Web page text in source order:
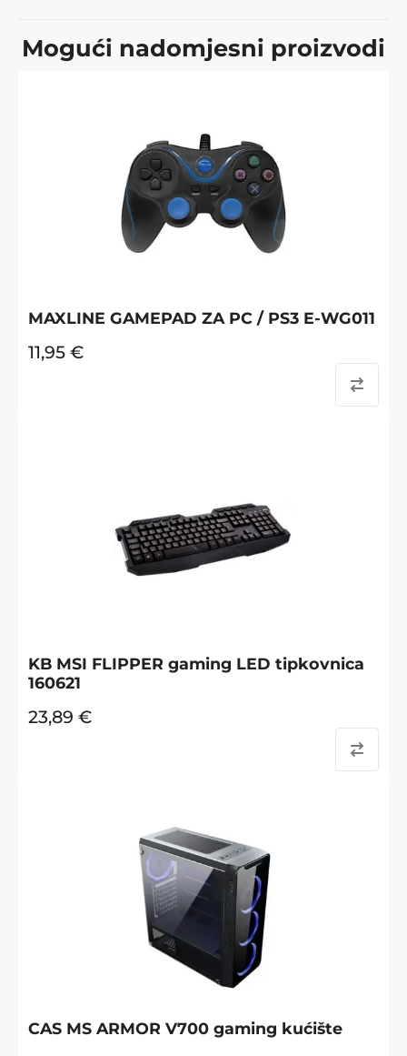
Mogući nadomjesni proizvodi
MAXLINE GAMEPAD ZA PC / PS3 E-WG011
11,95 €
KB MSI FLIPPER gaming LED tipkovnica
160621
23,89 €
CAS MS ARMOR V700 gaming kućište